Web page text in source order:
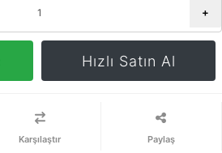
+
Hızlı Satın Al
Karşılaştır Paylaş